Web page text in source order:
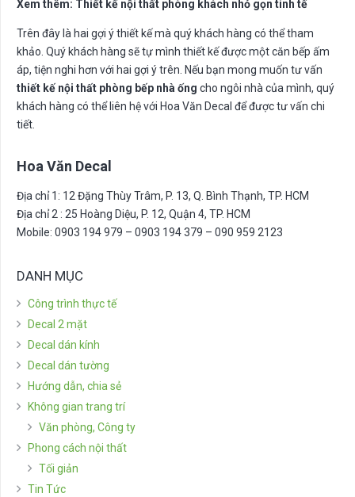
Xem thêm: Thiết kế nội thất phòng khách nhỏ gọn tinh tế
Trên đây là hai gợi ý thiết kế mà quý khách hàng có thể tham
khảo. Quý khách hàng sẽ tự mình thiết kế được một căn bếp ấm
áp, tiện nghi hơn với hai gợi ý trên. Nếu bạn mong muốn tư vấn
thiết kế nội thất phòng bếp nhà ống cho ngôi nhà của mình, quý
khách hàng có thể liên hệ với Hoa Văn Decal để được tư vấn chi
tiết.
Hoa Văn Decal
Địa chỉ 1: 12 Đặng Thùy Trâm, P. 13, Q. Bình Thạnh, TP. HCM
Địa chỉ 2 : 25 Hoàng Diệu, P. 12, Quận 4, TP. HCM
Mobile: 0903 194 979 – 0903 194 379 – 090 959 2123
DANH MỤC
Công trình thực tế
Decal 2 mặt
Decal dán kính
Decal dán tường
Hướng dẫn, chia sẻ
Không gian trang trí
Văn phòng, Công ty
Phong cách nội thất
Tối giản
Tin Tức